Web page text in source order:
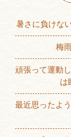
暑さに負けな
梅
頑張って運動
は
最近思ったよ